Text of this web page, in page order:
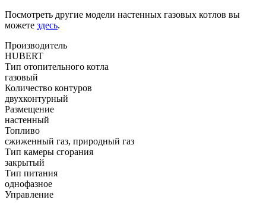
Посмотреть другие модели настенных газовых котлов вы
можете здесь.
Производитель
HUBERT
Тип отопительного котла
газовый
Количество контуров
двухконтурный
Размещение
настенный
Топливо
сжиженный газ, природный газ
Тип камеры сгорания
закрытый
Тип питания
однофазное
Управление